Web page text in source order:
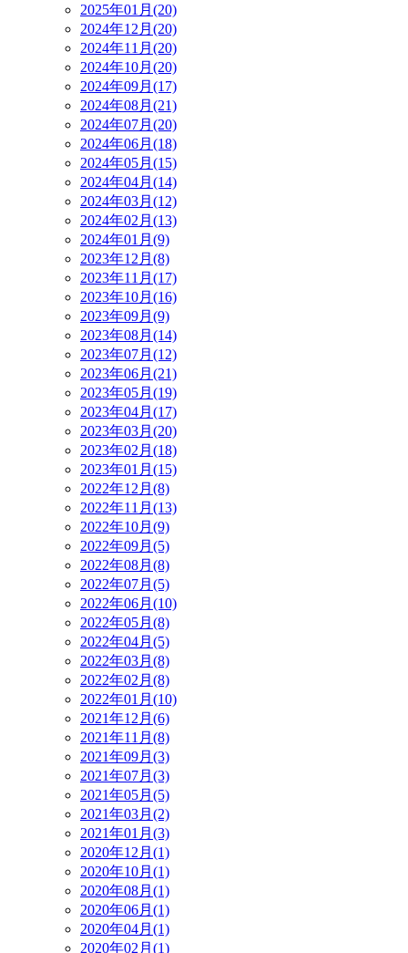
2025年01月(20)
2024年12月(20)
2024年11月(20)
2024年10月(20)
2024年09月(17)
2024年08月(21)
2024年07月(20)
2024年06月(18)
2024年05月(15)
2024年04月(14)
2024年03月(12)
2024年02月(13)
2024年01月(9)
2023年12月(8)
2023年11月(17)
2023年10月(16)
2023年09月(9)
2023年08月(14)
2023年07月(12)
2023年06月(21)
2023年05月(19)
2023年04月(17)
2023年03月(20)
2023年02月(18)
2023年01月(15)
2022年12月(8)
2022年11月(13)
2022年10月(9)
2022年09月(5)
2022年08月(8)
2022年07月(5)
2022年06月(10)
2022年05月(8)
2022年04月(5)
2022年03月(8)
2022年02月(8)
2022年01月(10)
2021年12月(6)
2021年11月(8)
2021年09月(3)
2021年07月(3)
2021年05月(5)
2021年03月(2)
2021年01月(3)
2020年12月(1)
2020年10月(1)
2020年08月(1)
2020年06月(1)
2020年04月(1)
2020年02月(1)